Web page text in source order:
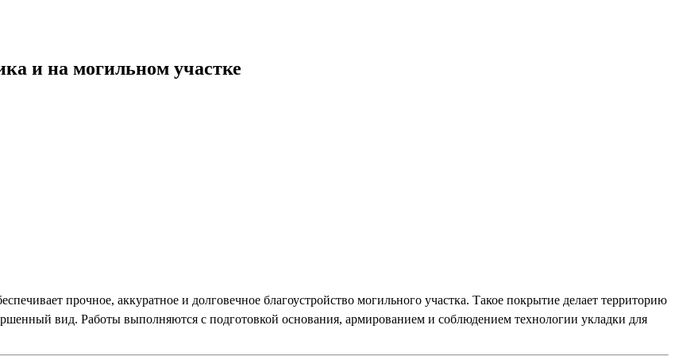
и на могильном участке
прочное, аккуратное и долговечное благоустройство могильного участка. Такое покрытие делает территорию
вид. Работы выполняются с подготовкой основания, армированием и соблюдением технологии укладки для